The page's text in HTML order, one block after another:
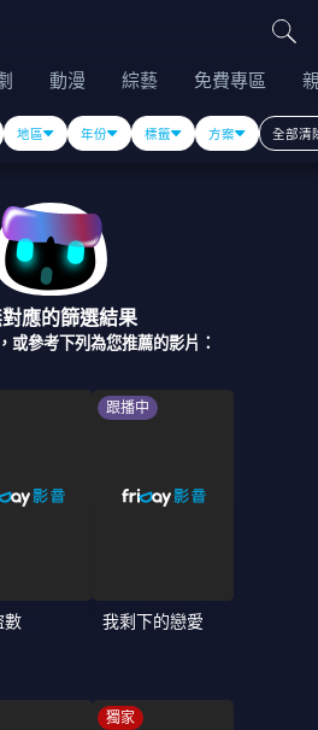
動漫 綜藝 免費專區
地區 年份 標籤 方案 全部清
應的篩選結果
或參考下列為您推薦的影片：
數
跟播中
我剩下的戀愛
獨家